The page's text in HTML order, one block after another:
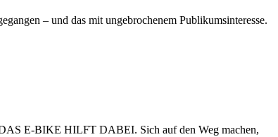
– und das mit ungebrochenem Publikumsinteresse.
E-BIKE HILFT DABEI. Sich auf den Weg machen,